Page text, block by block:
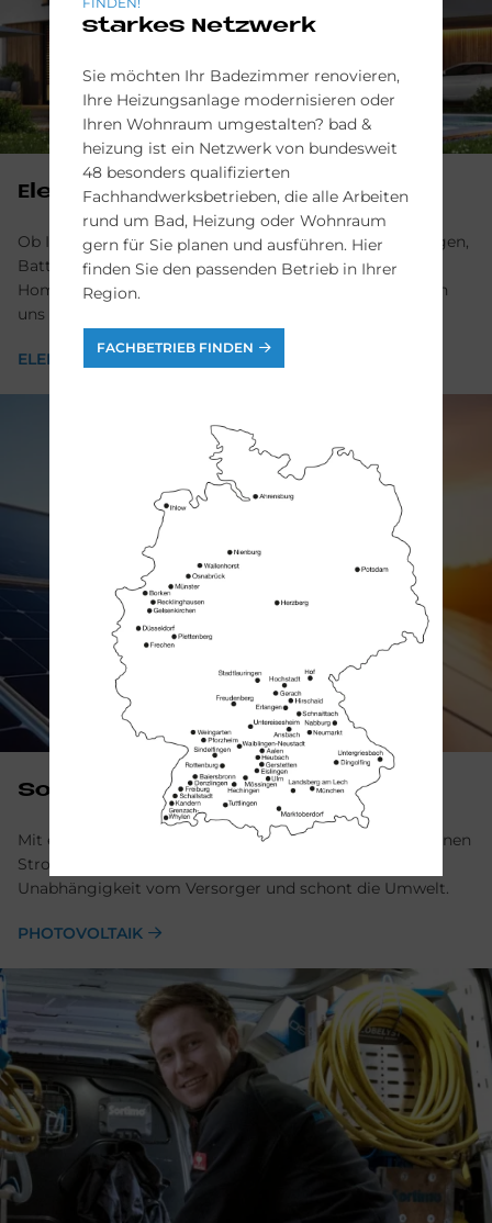
Elek­tro­tech­nik
Ob Installation von Wärmepumpen, Photovoltaik-Anlagen,
Batteriespeicher oder Ladestation (Wallbox), ob Smart
Home oder klassische Elektroinstallation. Wir kümmern
uns um das Energiemanagement Ihres Hauses!
ELEKTROTECHNIK
So­lar­strom
Mit einer Photovoltaik-Anlage erzeugt man seinen eigenen
Strom. Das senkt die Energiekosten, erhöht die
Unabhängigkeit vom Versorger und schont die Umwelt.
PHOTOVOLTAIK
starkes Netzwerk
Sie möchten Ihr Badezimmer renovieren,
Ihre Heizungsanlage modernisieren oder
Ihren Wohnraum umgestalten? bad &
heizung ist ein Netzwerk von bundesweit
48 besonders qualifizierten
Fachhandwerksbetrieben, die alle Arbeiten
rund um Bad, Heizung oder Wohnraum
gern für Sie planen und ausführen. Hier
finden Sie den passenden Betrieb in Ihrer
Region.
FACHBETRIEB FINDEN